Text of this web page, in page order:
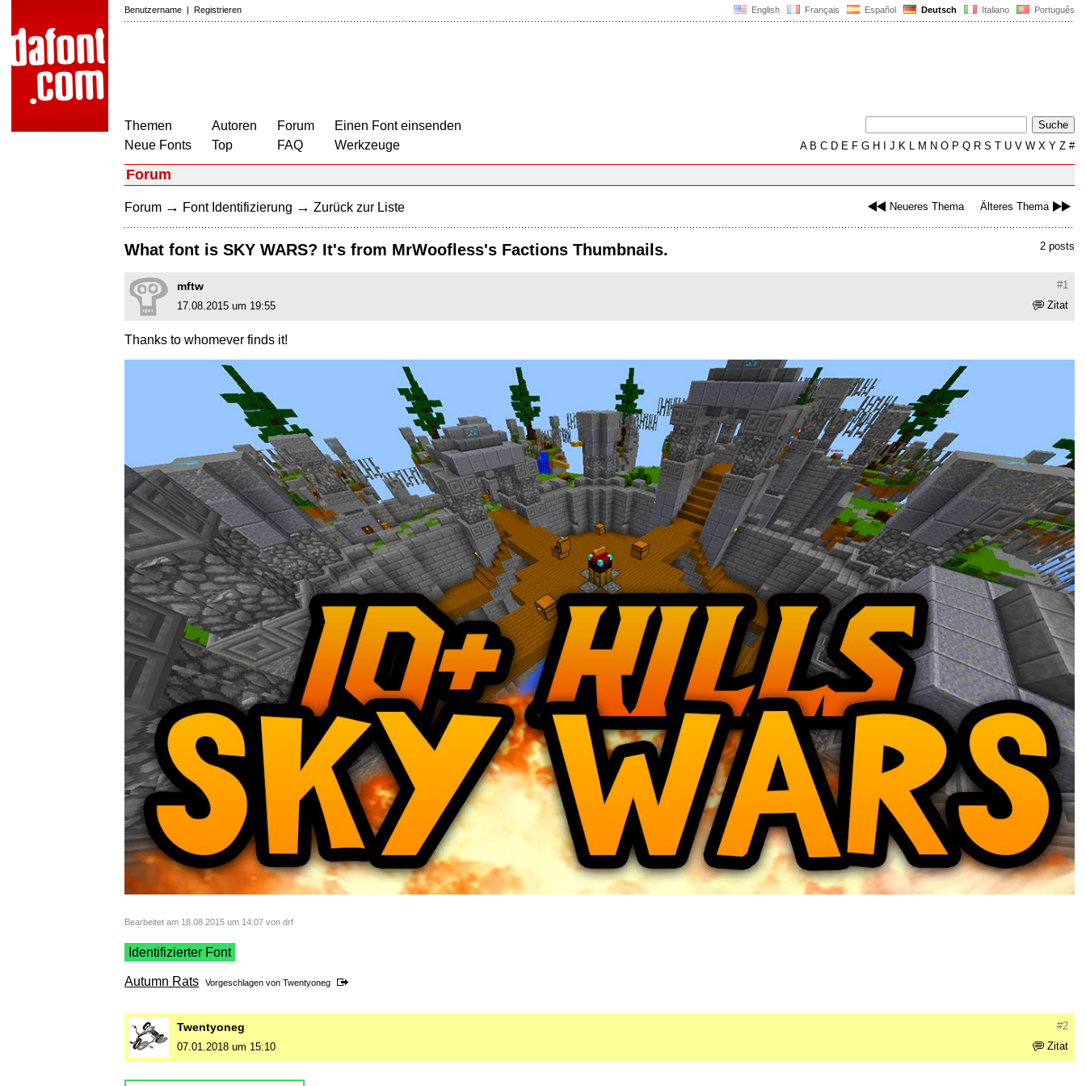
English Français Español Deutsch Italiano Português
Benutzername | Registrieren
Themen
Neue Fonts
Autoren
Top
Forum
FAQ
Einen Font einsenden
Werkzeuge
AB C D E F G H J K L M N O P Q R S T U V W X Y Z #
Forum
Neueres Thema Älteres Thema
Forum → Font Identifizierung → Zurück zur Liste
2 posts
What font is SKY WARS? It's from MrWoofless's Factions Thumbnails.
#1
mftw
Zitat
17.08.2015 um 19:55
Thanks to whomever finds it!
Bearbeitet am 18.08.2015 um 14:07 von drf
Identifizierter Font
Autumn Rats Vorgeschlagen von Twentyoneg
#2
Twentyoneg
Zitat
07.01.2018 um 15:10